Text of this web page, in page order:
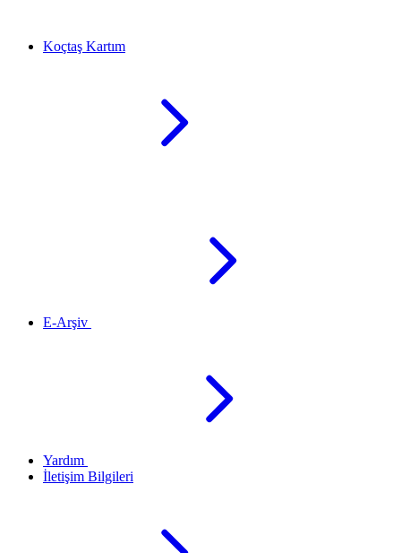
Koçtaş Kartım
E-Arşiv
Yardım
İletişim Bilgileri